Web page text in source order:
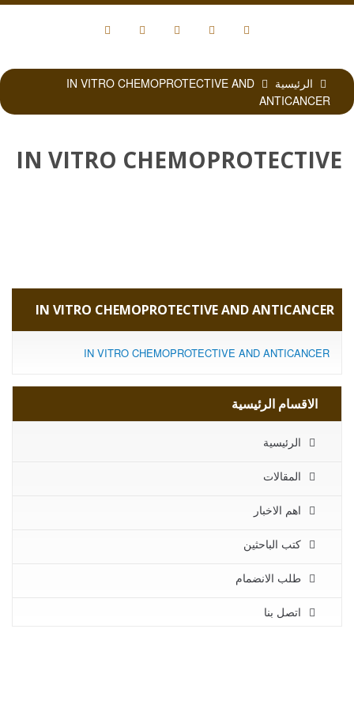
الرئيسية
IN VITRO CHEMOPROTECTIVE AND
ANTICANCER
IN VITRO CHEMOPROTECTIVE
IN VITRO CHEMOPROTECTIVE AND ANTICANCER
IN VITRO CHEMOPROTECTIVE AND ANTICANCER
الاقسام الرئيسية
الرئيسية
المقالات
اهم الاخبار
كتب الباحثين
طلب الانضمام
اتصل بنا